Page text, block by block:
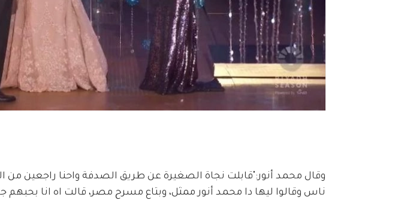
وقال محمد أنور:"قابلت نجاة الصغيرة عن طريق الصدفة واحنا راجعين من
ناس وقالوا ليها دا محمد أنور ممثل، وبتاع مسرح مصر، قالت اه انا بحبهم